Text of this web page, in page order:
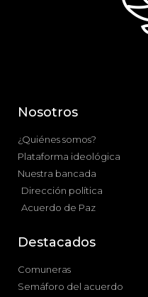
Nosotros
¿Quiénes somos?
Plataforma ideológica
Nuestra bancada
Dirección política
Acuerdo de Paz
Destacados
Comuneras
Semáforo del acuerdo